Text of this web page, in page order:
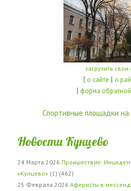
загрузить свои
| о сайте | о
| форма обратной
Спортивные площадки на
Новости Кунцево
24 Марта 2026 Проишествие:
«Кунцево» (1 ) (462)
25 Февраля 2026 Аферисты в